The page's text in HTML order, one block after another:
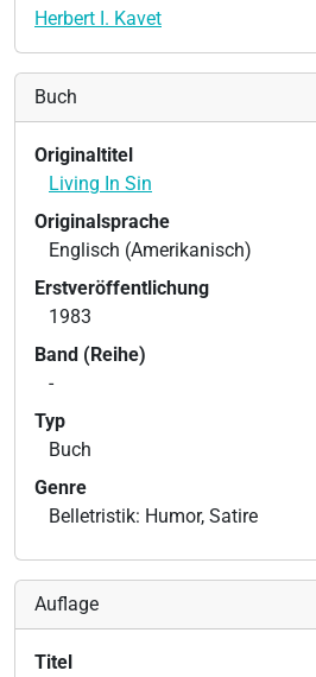
Herbert I. Kavet
Buch
Originaltitel
Living In Sin
Originalsprache
Englisch (Amerikanisch)
Erstveröffentlichung
1983
Band (Reihe)
-
Typ
Buch
Genre
Belletristik: Humor, Satire
Auflage
Titel